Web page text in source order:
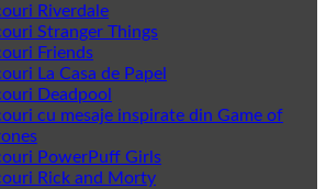
Riverdale
Stranger Things
Friends
La Casa de Papel
Deadpool
cu mesaje inspirate din Game of
PowerPuff Girls
Rick and Morty